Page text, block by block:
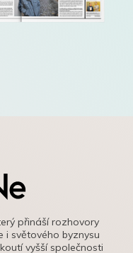
přináší rozhovory
i světového byznysu
vyšší společnosti